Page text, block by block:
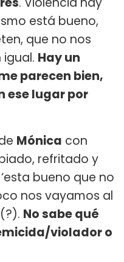
está bueno,
que no nos
Hay un
parecen bien,
ese lugar por
Mónica con
refritado y
bueno que no
nos vayamos al
No sabe qué
violador o